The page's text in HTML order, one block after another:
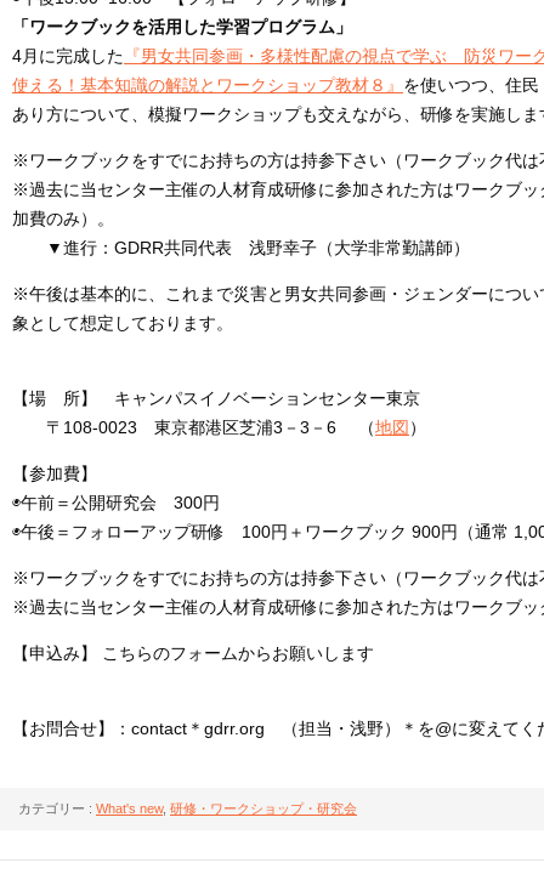
「ワークブックを活用した学習プログラム」
4月に完成した 『男女共同参画・多様性配慮の視点で学ぶ 防災ワー
使える！基本知識の解説とワークショップ教材８』 を使いつつ、住
あり方について、模擬ワークショップも交えながら、研修を実施しま
※ワークブックをすでにお持ちの方は持参下さい（ワークブック代は
※過去に当センター主催の人材育成研修に参加された方はワークブ
加費のみ）。
▼進行：GDRR共同代表 浅野幸子（大学非常勤講師）
※午後は基本的に、これまで災害と男女共同参画・ジェンダーにつ
象として想定しております。
【場 所】 キャンパスイノベーションセンター東京
〒108-0023 東京都港区芝浦3－3－6 （地図 ）
【参加費】
◉午前＝公開研究会 300円
◉午後＝フォローアップ研修 100円＋ワークブック 900円（通常
※ワークブックをすでにお持ちの方は持参下さい（ワークブック代は
※過去に当センター主催の人材育成研修に参加された方はワークブ
【申込み】 こちらのフォームからお願いします
【お問合せ】：contact＊gdrr.org （担当・浅野）＊を@に変えてく
カテゴリー : What's new, 研修・ワークショップ・研究会